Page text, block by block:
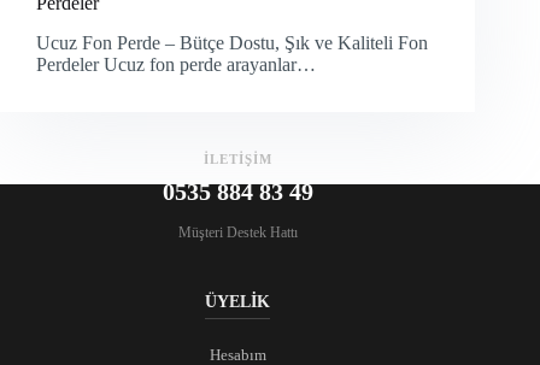
Ucuz Fon Perde – Bütçe Dostu, Şık ve Kaliteli Fon
Perdeler Ucuz fon perde arayanlar…
İLETİŞİM
0535 884 83 49
Müşteri Destek Hattı
ÜYELİK
Hesabım